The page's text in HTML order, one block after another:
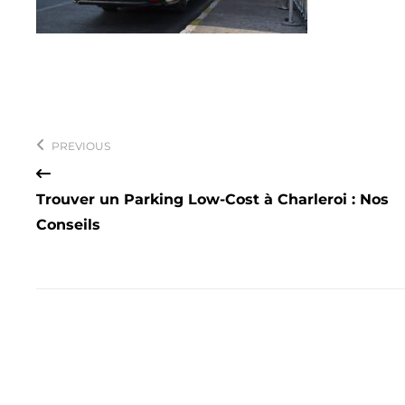
de
l’article
PREVIOUS
Trouver un Parking Low-Cost à Charleroi : Nos
Conseils